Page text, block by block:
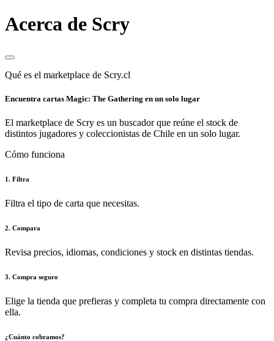
Acerca de Scry
Qué es el marketplace de Scry.cl
Encuentra cartas Magic: The Gathering en un solo lugar
El marketplace de Scry es un buscador que reúne el stock de
distintos jugadores y coleccionistas de Chile en un solo lugar.
Cómo funciona
1. Filtra
Filtra el tipo de carta que necesitas.
2. Compara
Revisa precios, idiomas, condiciones y stock en distintas tiendas.
3. Compra seguro
Elige la tienda que prefieras y completa tu compra directamente con
ella.
¿Cuánto cobramos?